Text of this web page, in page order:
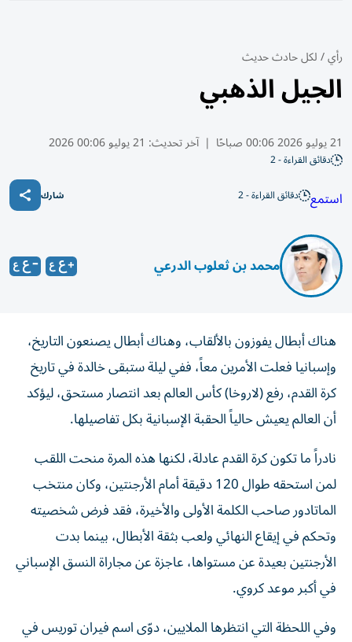
رأي/لكل حادث حديث
الجيل الذهبي
21 يوليو 2026 00:06 صباحًا | آخر تحديث: 21 يوليو 00:06 2026
دقائق القراءة - 2
استمع دقائق القراءة - 2 شارك
محمد بن ثعلوب الدرعي
هناك أبطال يفوزون بالألقاب، وهناك أبطال يصنعون التاريخ،
وإسبانيا فعلت الأمرين معاً، ففي ليلة ستبقى خالدة في تاريخ
كرة القدم، رفع (لاروخا) كأس العالم بعد انتصار مستحق، ليؤكد
أن العالم يعيش حالياً الحقبة الإسبانية بكل تفاصيلها.
نادراً ما تكون كرة القدم عادلة، لكنها هذه المرة منحت اللقب
لمن استحقه طوال 120 دقيقة أمام الأرجنتين، وكان منتخب
الماتادور صاحب الكلمة الأولى والأخيرة، فقد فرض شخصيته
وتحكم في إيقاع النهائي ولعب بثقة الأبطال، بينما بدت
الأرجنتين بعيدة عن مستواها، عاجزة عن مجاراة النسق الإسباني
في أكبر موعد كروي.
وفي اللحظة التي انتظرها الملايين، دوّى اسم فيران توريس في